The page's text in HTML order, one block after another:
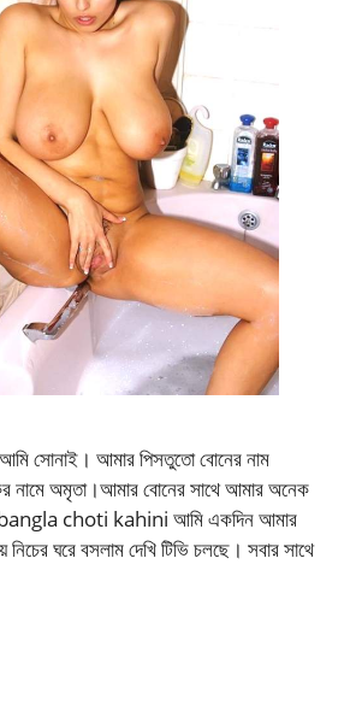
আমি সোনাই। আমার পিসতুতো বোনের নাম
নামে অমৃতা।আমার বোনের সাথে আমার অনেক
bangla choti kahini আমি একদিন আমার
নিচের ঘরে বসলাম দেখি টিভি চলছে। সবার সাথে